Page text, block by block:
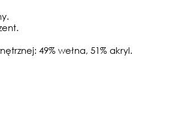
49% wełna, 51% akryl.